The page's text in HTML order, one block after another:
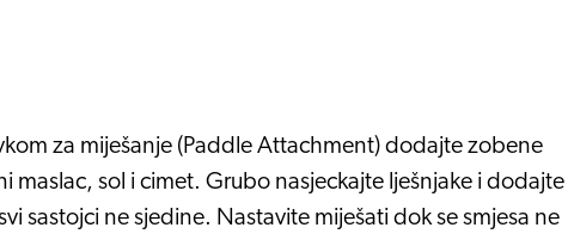
za miješanje (Paddle Attachment) dodajte zobene
maslac, sol i cimet. Grubo nasjeckajte lješnjake i dodajte
sastojci ne sjedine. Nastavite miješati dok se smjesa ne